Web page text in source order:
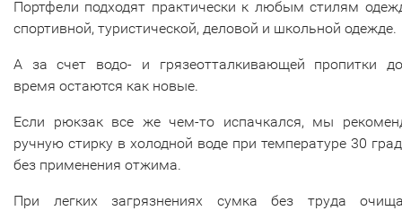
Портфели подходят практически к любым стилям
спортивной, туристической, деловой и школьной одежде.
А за счет водо- и грязеотталкивающей пропитки
время остаются как новые.
Если рюкзак все же чем-то испачкался, мы
ручную стирку в холодной воде при температуре 30
без применения отжима.
При легких загрязнениях сумка без труда